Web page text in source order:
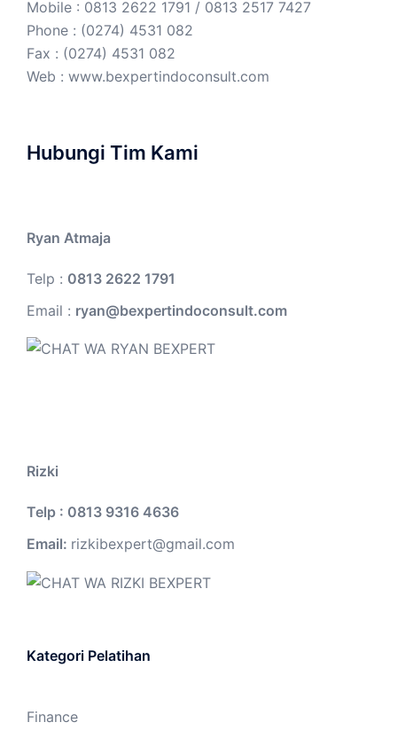
Mobile : 0813 2622 1791 / 0813 2517 7427
Phone : (0274) 4531 082
Fax : (0274) 4531 082
Web : www.bexpertindoconsult.com
Hubungi Tim Kami
Ryan Atmaja
Telp : 0813 2622 1791
Email : ryan@bexpertindoconsult.com
Rizki
Telp : 0813 9316 4636
Email: rizkibexpert@gmail.com
Kategori Pelatihan
Finance